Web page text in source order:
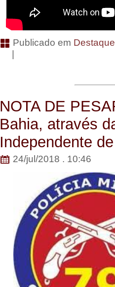
Publicado em
|
NOTA DE
Bahia, através
Independente
24/jul/2018 . 10:46